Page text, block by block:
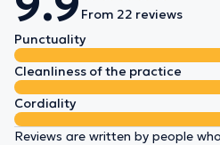
From 22 reviews
Punctuality
Cleanliness of the practice
Cordiality
Reviews are written by people